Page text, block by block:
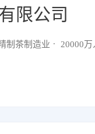
限公司
制茶制造业 20000万